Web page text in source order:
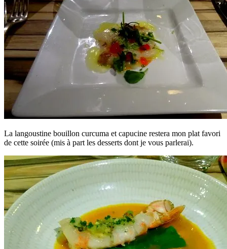
La langoustine bouillon curcuma et capucine restera mon plat favori
de cette soirée (mis à part les desserts dont je vous parlerai).